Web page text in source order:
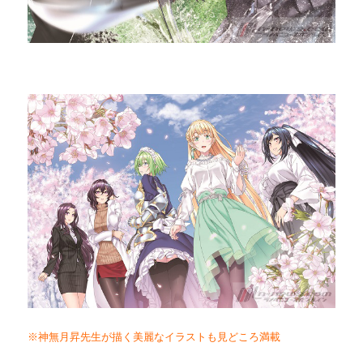
※神無月昇先生が描く美麗なイラストも見どころ満載